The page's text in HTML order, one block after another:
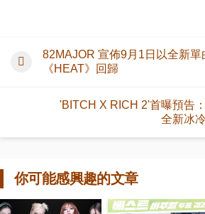
82MAJOR 宣佈9月1日以全新單
《HEAT》回歸
'BITCH X RICH 2'首曝預告
全新冰
你可能感興趣的文章